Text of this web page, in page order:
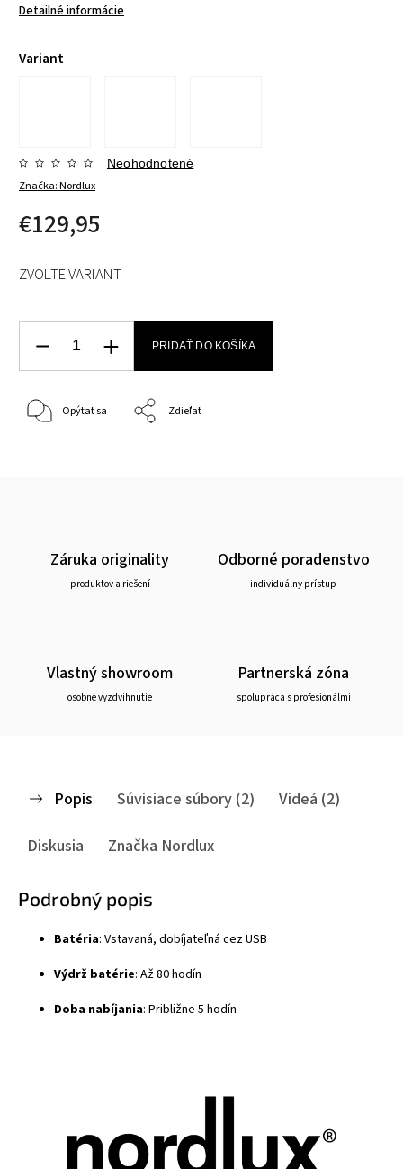
Detailné informácie
Variant
Značka:Nordlux
Neohodnotené
€129,95
ZVOĽTE VARIANT
PRIDAŤ DO KOŠÍKA
Opýtať sa Zdieľať
Záruka originality
produktov a riešení
Odborné poradenstvo
individuálny prístup
Vlastný showroom
osobné vyzdvihnutie
Partnerská zóna
spolupráca s profesionálmi
Popis Súvisiace súbory (2)
Videá (2)
Diskusia
Značka Nordlux
Podrobný popis
Batéria: Vstavaná, dobíjateľná cez USB
Výdrž batérie: Až 80 hodín
Doba nabíjania: Približne 5 hodín